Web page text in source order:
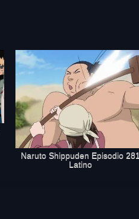
Naruto Shippuden Episodio 281
Latino